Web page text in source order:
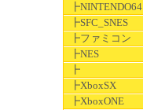
┣NINTENDO64
┣SFC_SNES
┣ファミコン
┣NES
┣
┣XboxSX
┣XboxONE